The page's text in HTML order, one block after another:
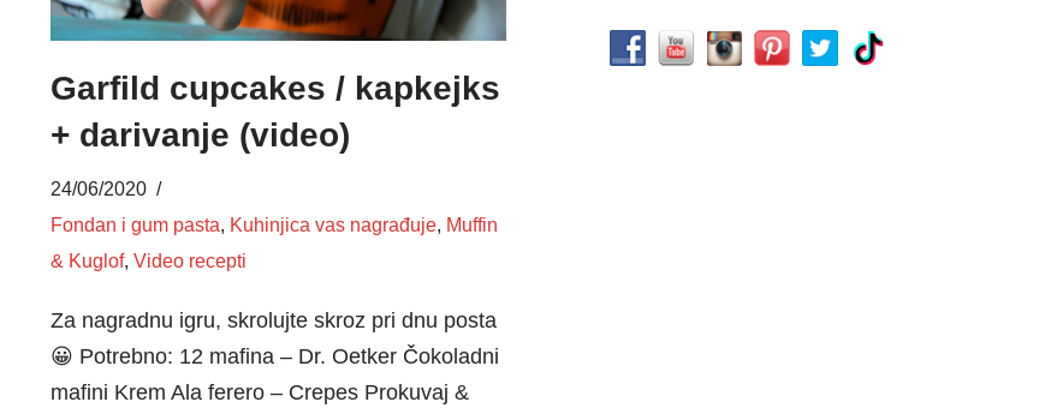
Garfild cupcakes / kapkejks
+ darivanje (video)
24/06/2020
Fondan i gum pasta, Kuhinjica vas nagrađuje, Muffin
& Kuglof, Video recepti
Za nagradnu igru, skrolujte skroz pri dnu posta
😀 Potrebno: 12 mafina – Dr. Oetker Čokoladni
mafini Krem Ala ferero – Crepes Prokuvaj &